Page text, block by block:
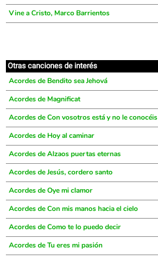
Vine a Cristo, Marco Barrientos
Otras canciones de interés
Acordes de Bendito sea Jehová
Acordes de Magnificat
Acordes de Con vosotros está y no le conocéis
Acordes de Hoy al caminar
Acordes de Alzaos puertas eternas
Acordes de Jesús, cordero santo
Acordes de Oye mi clamor
Acordes de Con mis manos hacia el cielo
Acordes de Como te lo puedo decir
Acordes de Tu eres mi pasión